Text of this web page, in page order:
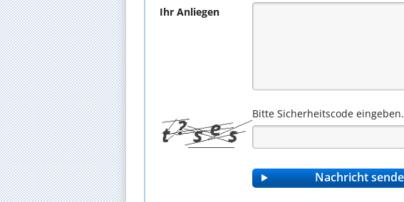
Ihr Anliegen
Bitte Sicherheitscode eingeben.